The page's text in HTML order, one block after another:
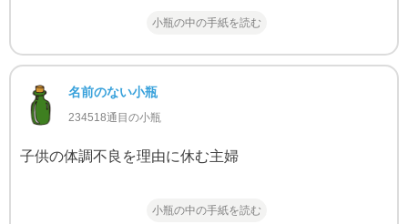
小瓶の中の手紙を読む
名前のない小瓶
234518通目の小瓶
子供の体調不良を理由に休む主婦
小瓶の中の手紙を読む